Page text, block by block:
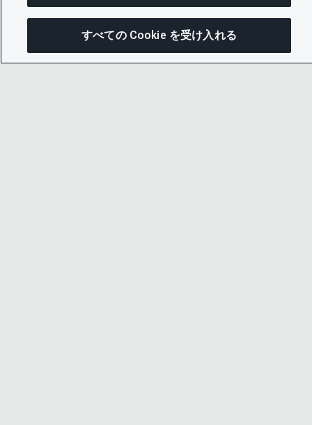
このページを共有 メニューを
すべての Cookie を受け入れる